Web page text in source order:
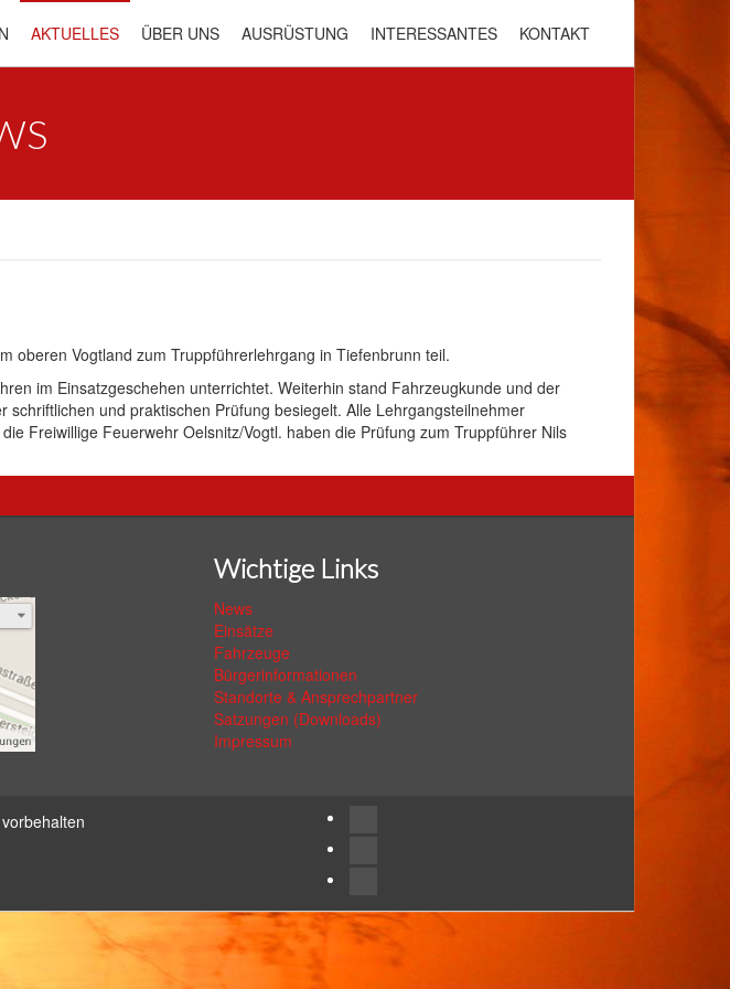
AKTUELLES ÜBER UNS AUSRÜSTUNG INTERESSANTES KONTAKT
oberen Vogtland zum Truppführerlehrgang in Tiefenbrunn teil.
im Einsatzgeschehen unterrichtet. Weiterhin stand Fahrzeugkunde und der
und praktischen Prüfung besiegelt. Alle Lehrgangsteilnehmer
Freiwillige Feuerwehr Oelsnitz/Vogtl. haben die Prüfung zum Truppführer Nils
Wichtige Links
News
Einsätze
Fahrzeuge
Bürgerinformationen
Standorte & Ansprechpartner
Satzungen (Downloads)
Impressum